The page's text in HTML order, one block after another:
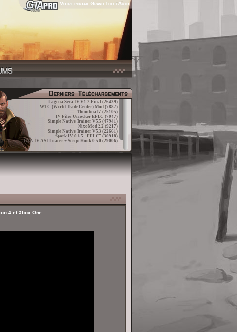
Laguna Seca IV V1.2 Final (26439)
WTC (World Trade Center) Mod (7887)
ThumbnaIV (25105)
IV Files Unlocker EFLC (7047)
Simple Native Trainer V5.5 (47941)
NixoMod 2.2 (9217)
Simple Native Trainer V5.3 (22661)
Spark IV 0.6.5 "EFLC" (30918)
GTA IV ASI Loader + Script Hook 0.5.0 (29006)
4 et Xbox One